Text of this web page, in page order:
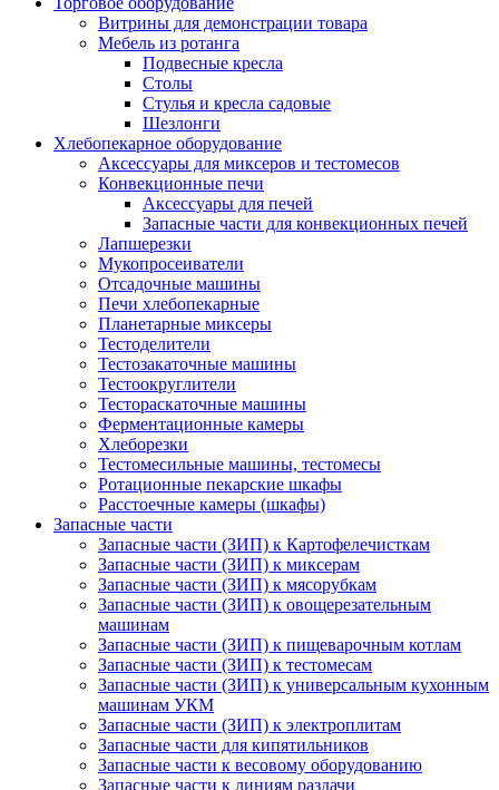
Витрины для демонстрации товара
Мебель из ротанга
Подвесные кресла
Столы
Стулья и кресла садовые
Шезлонги
Хлебопекарное оборудование
Аксессуары для миксеров и тестомесов
Конвекционные печи
Аксессуары для печей
Запасные части для конвекционных печей
Лапшерезки
Мукопросеиватели
Отсадочные машины
Печи хлебопекарные
Планетарные миксеры
Тестоделители
Тестозакаточные машины
Тестоокруглители
Тестораскаточные машины
Ферментационные камеры
Хлеборезки
Тестомесильные машины, тестомесы
Ротационные пекарские шкафы
Расстоечные камеры (шкафы)
Запасные части
Запасные части (ЗИП) к Картофелечисткам
Запасные части (ЗИП) к миксерам
Запасные части (ЗИП) к мясорубкам
Запасные части (ЗИП) к овощерезательным
машинам
Запасные части (ЗИП) к пищеварочным котлам
Запасные части (ЗИП) к тестомесам
Запасные части (ЗИП) к универсальным кухонным
машинам УКМ
Запасные части (ЗИП) к электроплитам
Запасные части для кипятильников
Запасные части к весовому оборудованию
Запасные части к линиям раздачи